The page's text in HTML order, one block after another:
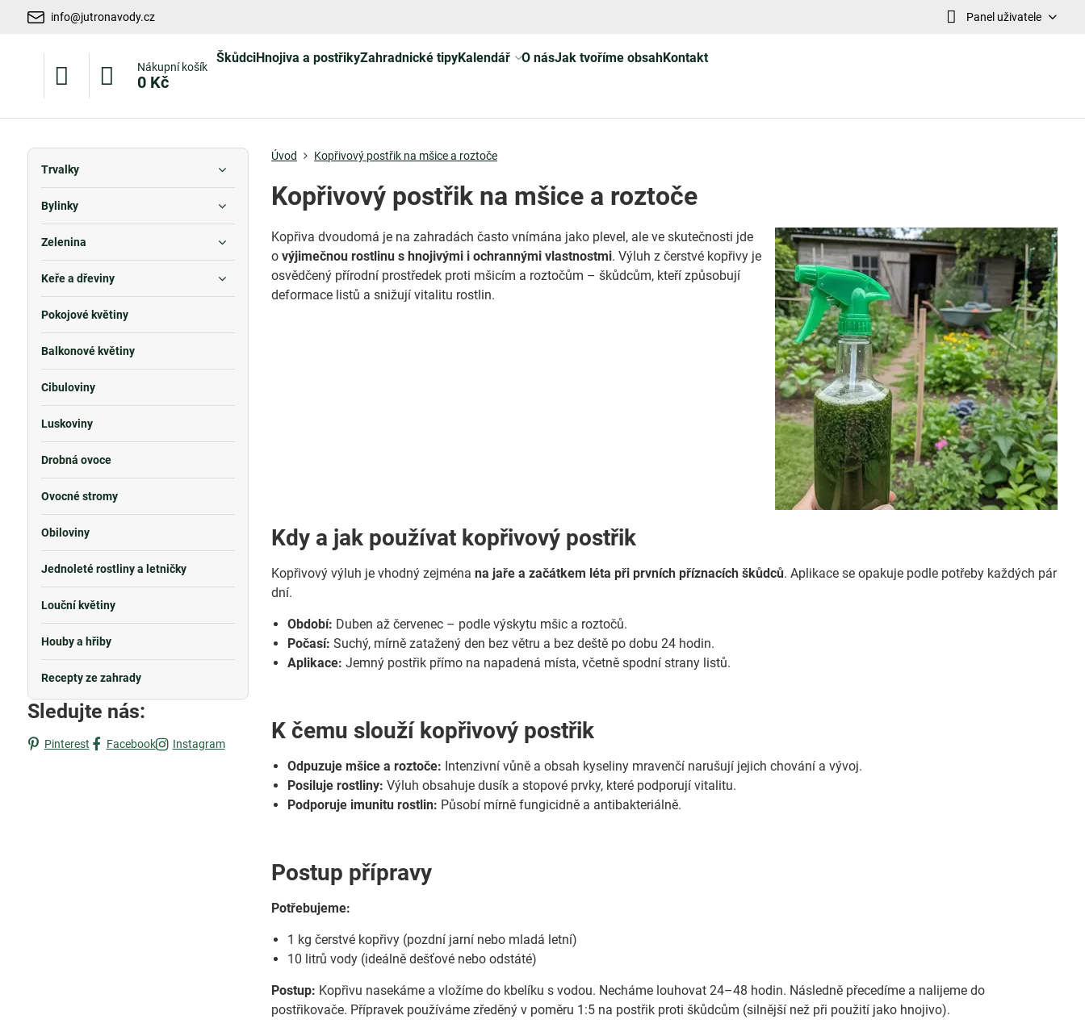
info@jutronavody.cz Panel uživatele
Nákupní košík
0 Kč
ŠkůdciHnojiva a postřikyZahradnické tipyKalendář O násJak tvoříme obsahKontakt
Úvod Kopřivový postřik na mšice a roztoče
Kopřivový postřik na mšice a roztoče
Kopřiva dvoudomá je na zahradách často vnímána jako plevel, ale ve skutečnosti jde
ovýjimečnou rostlinu s hnojivými i ochrannými vlastnostmi. Výluh z čerstvé kopřivy je
osvědčený přírodní prostředek proti mšicím a roztočům – škůdcům, kteří způsobují
deformace listů a snižují vitalitu rostlin.
Kdy a jak používat kopřivový postřik
Kopřivový výluh je vhodný zejménana jaře a začátkem léta při prvních příznacích škůdců. Aplikace se opakuje podle potřeby každých pár
dní.
Období: Duben až červenec – podle výskytu mšic a roztočů.
Počasí: Suchý, mírně zatažený den bez větru a bez deště po dobu 24 hodin.
Aplikace: Jemný postřik přímo na napadená místa, včetně spodní strany listů.
K čemu slouží kopřivový postřik
Odpuzuje mšice a roztoče: Intenzivní vůně a obsah kyseliny mravenčí narušují jejich chování a vývoj.
Posiluje rostliny: Výluh obsahuje dusík a stopové prvky, které podporují vitalitu.
Podporuje imunitu rostlin: Působí mírně fungicidně a antibakteriálně.
Postup přípravy
Potřebujeme:
1 kg čerstvé kopřivy (pozdní jarní nebo mladá letní)
10 litrů vody (ideálně dešťové nebo odstáté)
Postup: Kopřivu nasekáme a vložíme do kbelíku s vodou. Necháme louhovat 24–48 hodin. Následně přecedíme a nalijeme do
postřikovače. Přípravek používáme zředěný v poměru 1:5 na postřik proti škůdcům (silnější než při použití jako hnojivo).
Trvalky
Bylinky
Zelenina
Keře a dřeviny
Pokojové květiny
Balkonové květiny
Cibuloviny
Luskoviny
Drobná ovoce
Ovocné stromy
Obiloviny
Jednoleté rostliny a letničky
Louční květiny
Houby a hřiby
Recepty ze zahrady
Sledujte nás:
Pinterest Facebook Instagram